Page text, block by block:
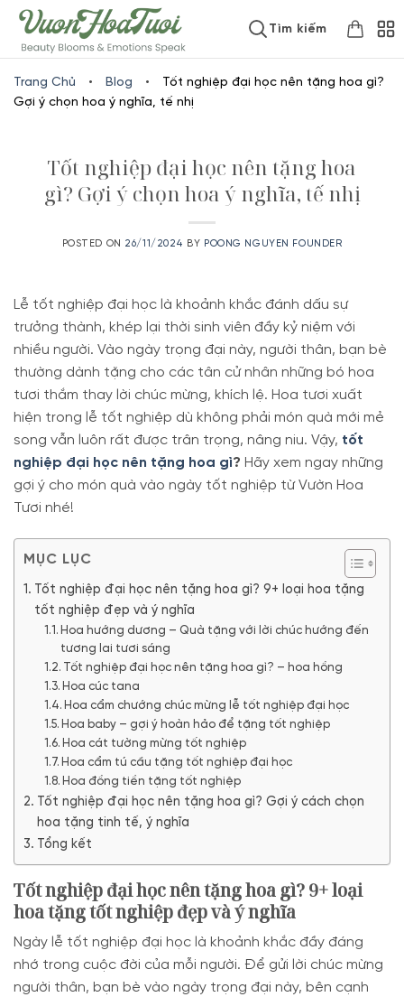
www.vuonhoatuoi.vnSkip
to
content
Tìm kiếm
Trang Chủ • Blog •
Tốt nghiệp đại học nên tặng hoa gì?
Gợi ý chọn hoa ý nghĩa, tế nhị
Tốt nghiệp đại học nên tặng hoa
gì? Gợi ý chọn hoa ý nghĩa, tế nhị
POSTED ON 26/11/2024 BY POONG NGUYEN FOUNDER
Lễ tốt nghiệp đại học là khoảnh khắc đánh dấu sự
trưởng thành, khép lại thời sinh viên đầy kỷ niệm với
nhiều người. Vào ngày trọng đại này, người thân, bạn bè
thường dành tặng cho các tân cử nhân những bó hoa
tươi thắm thay lời chúc mừng, khích lệ. Hoa tươi xuất
hiện trong lễ tốt nghiệp dù không phải món quà mới mẻ
song vẫn luôn rất được trân trọng, nâng niu. Vậy, tốt
nghiệp đại học nên tặng hoa gì? Hãy xem ngay những
gợi ý cho món quà vào ngày tốt nghiệp từ Vườn Hoa
Tươi nhé!
MỤC LỤC
Tốt nghiệp đại học nên tặng hoa gì? 9+ loại hoa tặng
tốt nghiệp đẹp và ý nghĩa
Hoa hướng dương – Quà tặng với lời chúc hướng đến
tương lai tươi sáng
Tốt nghiệp đại học nên tặng hoa gì? – hoa hồng
Hoa cúc tana
Hoa cẩm chướng chúc mừng lễ tốt nghiệp đại học
Hoa baby – gợi ý hoàn hảo để tặng tốt nghiệp
Hoa cát tường mừng tốt nghiệp
Hoa cẩm tú cầu tặng tốt nghiệp đại học
Hoa đồng tiền tặng tốt nghiệp
Tốt nghiệp đại học nên tặng hoa gì? Gợi ý cách chọn
hoa tặng tinh tế, ý nghĩa
Tổng kết
Tốt nghiệp đại học nên tặng hoa gì? 9+ loại
hoa tặng tốt nghiệp đẹp và ý nghĩa
Ngày lễ tốt nghiệp đại học là khoảnh khắc đầy đáng
nhớ trong cuộc đời của mỗi người. Để gửi lời chúc mừng
người thân, bạn bè vào ngày trọng đại này, bên cạnh